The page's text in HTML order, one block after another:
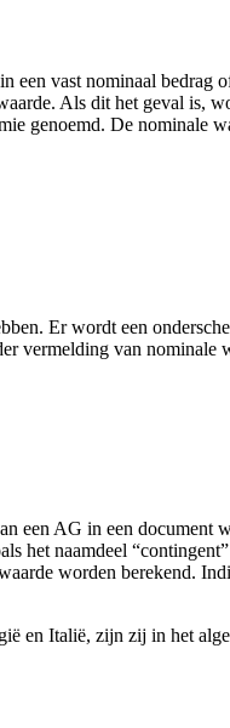
een vast nominaal
Als dit het geval is,
genoemd. De nominale
Er wordt een
vermelding van nominale
een AG in een
het naamdeel
worden berekend.
en Italië, zijn zij in het